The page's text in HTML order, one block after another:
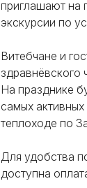
приглашают на
экскурсии по
Витебчане и
здравнёвского
На празднике
самых
теплоходе по
Для удобства
доступна